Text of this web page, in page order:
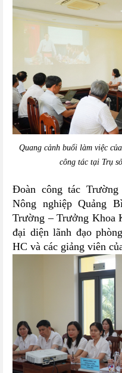
Quang cảnh buổi làm việc
công tác tại Trụ
Đoàn công tác
Nông nghiệp Quảng
Trường – Trưởng Khoa
đại diện lãnh đạo
HC và các giảng viên